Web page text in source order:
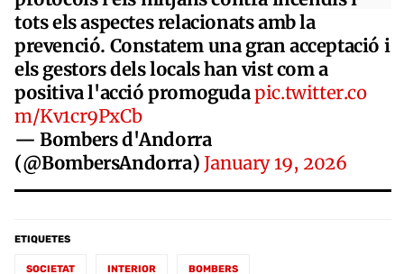
tots els aspectes relacionats amb la
prevenció. Constatem una gran acceptació i
els gestors dels locals han vist com a
positiva l'acció promogudapic.twitter.co
m/Kv1cr9PxCb
— Bombers d'Andorra
(@BombersAndorra) January 19, 2026
ETIQUETES
SOCIETAT INTERIOR BOMBERS